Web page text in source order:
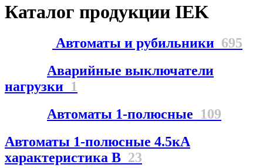
Каталог продукции IEK
Автоматы и рубильники 695
Аварийные выключатели
нагрузки 1
Автоматы 1-полюсные 109
Автоматы 1-полюсные 4.5кА
характеристика В 23